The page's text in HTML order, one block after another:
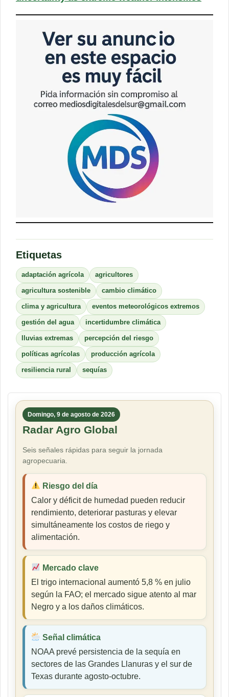
Etiquetas
adaptación agrícola agricultores
agricultura sostenible cambio climático
clima y agricultura eventos meteorológicos extremos
gestión del agua incertidumbre climática
lluvias extremas percepción del riesgo
políticas agrícolas producción agrícola
resiliencia rural sequías
Domingo, 9 de agosto de 2026
Radar Agro Global
Seis señales rápidas para seguir la jornada
agropecuaria.
Riesgo del día
Calor y déficit de humedad pueden reducir
rendimiento, deteriorar pasturas y elevar
simultáneamente los costos de riego y
alimentación.
Mercado clave
El trigo internacional aumentó 5,8 % en julio
según la FAO; el mercado sigue atento al mar
Negro y a los daños climáticos.
Señal climática
NOAA prevé persistencia de la sequía en
sectores de las Grandes Llanuras y el sur de
Texas durante agosto-octubre.